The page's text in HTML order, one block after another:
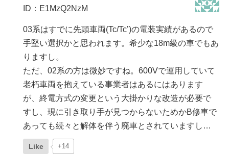
ID：E1MzQ2NzM
03系はすでに先頭車両(Tc/Tc’)の電装実績があるので
手堅い選択かと思われます。希少な18m級の車でもあ
りますし。
ただ、02系の方は微妙ですね。600Vで運用していて
老朽車両を抱えている事業者はあるにはあります
が、終電方式の変更という大掛かりな改造が必要で
すし、現に引き取り手が見つからないためかB修車で
あっても続々と解体を伴う廃車とされていますし…
Like +14